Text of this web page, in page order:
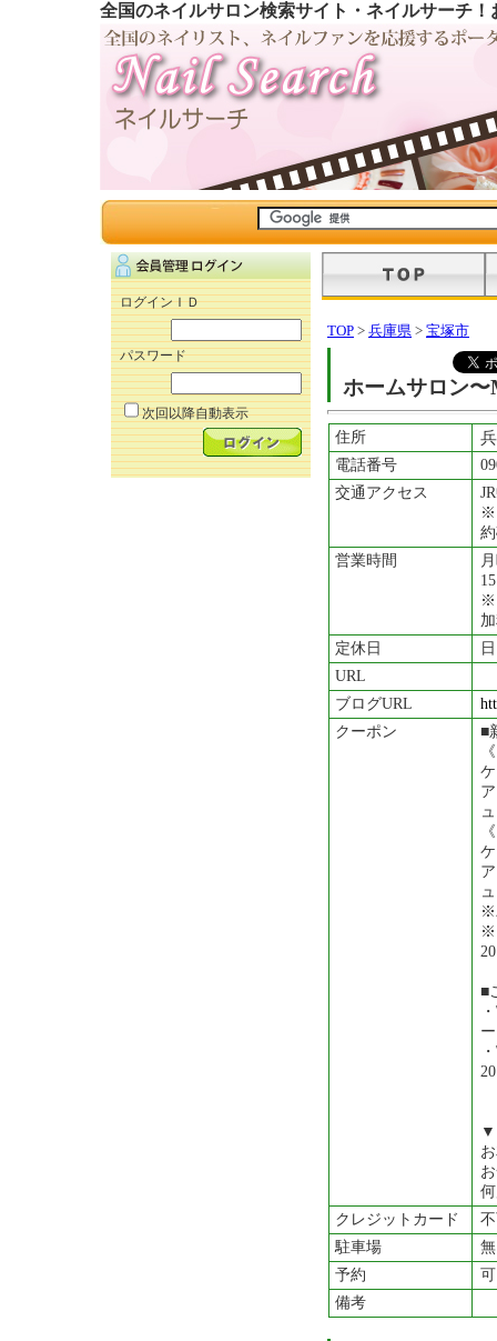
全国のネイルサロン検索サイト・ネイルサーチ
ログインＩＤ
パスワード
次回以降自動表示
TOP > 兵庫県 > 宝塚市
ホームサロン〜
住所
電話番号
交通アクセス
※
営業時間
定休日
URL
ブログURL
クーポン
■
※
※
■
▼
クレジットカード
駐車場
無
予約
可
備考